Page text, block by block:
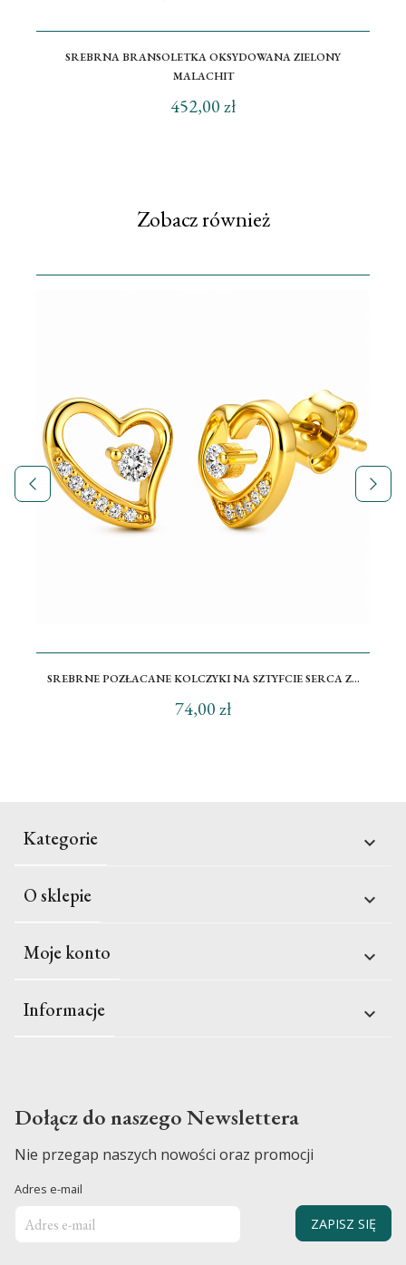
SREBRNA BRANSOLETKA OKSYDOWANA ZIELONY
MALACHIT
452,00 zł
Zobacz również
SREBRNE POZŁACANE KOLCZYKI NA SZTYFCIE SERCA Z...
74,00 zł
Kategorie 
O sklepie 
Moje konto 
Informacje 
Dołącz do naszego Newslettera
Nie przegap naszych nowości oraz promocji
Adres e-mail